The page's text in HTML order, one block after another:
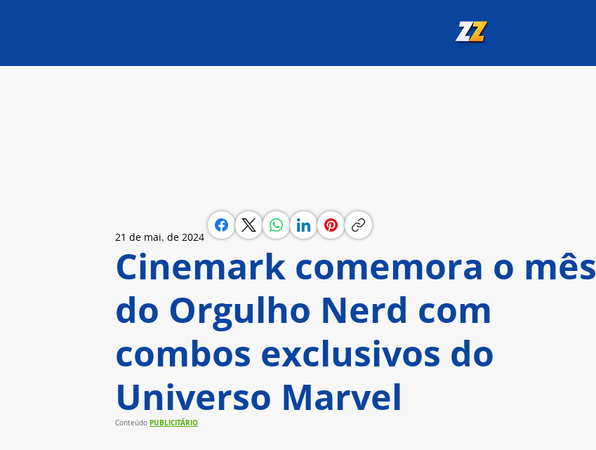
Cinemark comemora o mês
do Orgulho Nerd com
combos exclusivos do
Universo Marvel
21 de mai. de 2024
Conteúdo PUBLICITÁRIO